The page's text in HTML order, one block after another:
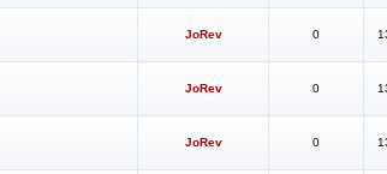
JoRev 0
JoRev 0
JoRev 0